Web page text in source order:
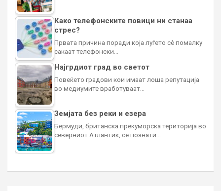
Како телефонските повици ни станаа
стрес?
Првата причина поради која луѓето сè помалку
сакаат телефонски…
Најгрдиот град во светот
Повеќето градови кои имаат лоша репутација
во медиумите вработуваат…
Земјата без реки и езера
Бермуди, британска прекуморска територија во
северниот Атлантик, се познати…